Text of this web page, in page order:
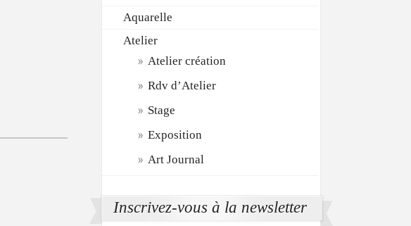
Aquarelle
Atelier
Atelier création
Rdv d’Atelier
Stage
Exposition
Art Journal
Inscrivez-vous à la newsletter